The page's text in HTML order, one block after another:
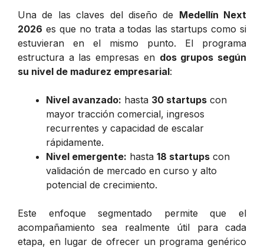
Una de las claves del diseño de Medellín Next
2026 es que no trata a todas las startups como si
estuvieran en el mismo punto. El programa
estructura a las empresas en dos grupos según
su nivel de madurez empresarial:
Nivel avanzado: hasta 30 startups con
mayor tracción comercial, ingresos
recurrentes y capacidad de escalar
rápidamente.
Nivel emergente: hasta 18 startups con
validación de mercado en curso y alto
potencial de crecimiento.
Este enfoque segmentado permite que el
acompañamiento sea realmente útil para cada
etapa, en lugar de ofrecer un programa genérico